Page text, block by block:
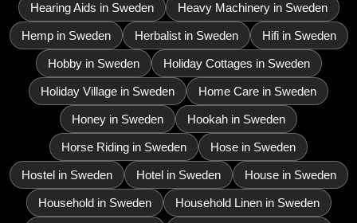
Hearing Aids in Sweden Heavy Machinery in Sweden
Hemp in Sweden Herbalist in Sweden Hifi in Sweden
Hobby in Sweden Holiday Cottages in Sweden
Holiday Village in Sweden Home Care in Sweden
Honey in Sweden Hookah in Sweden
Horse Riding in Sweden Hose in Sweden
Hostel in Sweden Hotel in Sweden House in Sweden
Household in Sweden Household Linen in Sweden